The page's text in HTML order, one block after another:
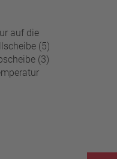
auf die
(5)
(3)